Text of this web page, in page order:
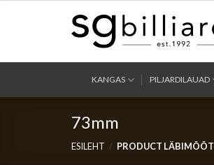
KANGAS PILJARDILAUAD
73mm
ESILEHT / PRODUCT LÄBIMÕÕT